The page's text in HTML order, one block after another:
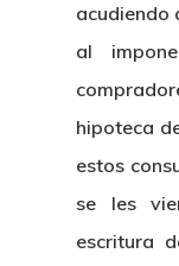
acudiendo
al
hipoteca
estos
se les
escritura